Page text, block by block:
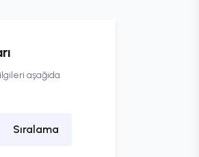
aşağıda
Sıralama